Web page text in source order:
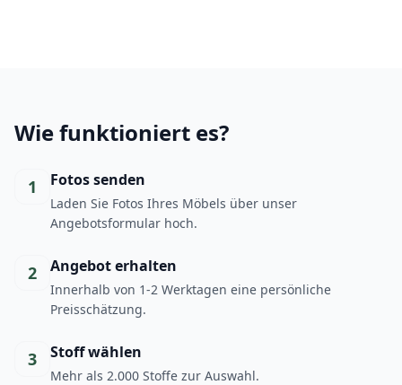
Wie funktioniert es?
1 Fotos senden
Laden Sie Fotos Ihres Möbels über unser
Angebotsformular hoch.
2 Angebot erhalten
Innerhalb von 1-2 Werktagen eine persönliche
Preisschätzung.
3 Stoff wählen
Mehr als 2.000 Stoffe zur Auswahl.